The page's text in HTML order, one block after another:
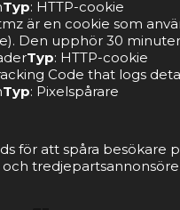
Typ: HTTP-cookie
är en cookie som
Den upphör 30
Typ: HTTP-cookie
Code that logs
Typ: Pixelspårare
för att spåra